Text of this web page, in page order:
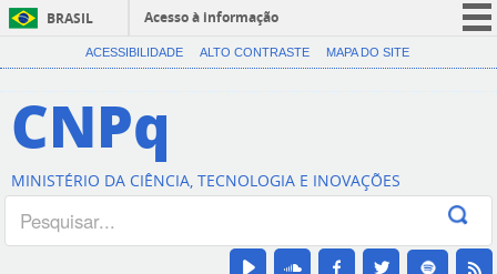
BRASIL
Acesso à informação
CORONAVÍRUS (COVID-19)
Canais
ACESSIBILIDADE ALTO CONTRASTE MAPA DO SITE
CNPq
MINISTÉRIO DA CIÊNCIA, TECNOLOGIA E INOVAÇÕES